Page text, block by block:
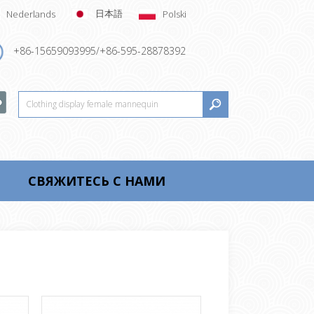
Nederlands 日本語 Polski
+86-15659093995/+86-595-28878392
СВЯЖИТЕСЬ С НАМИ